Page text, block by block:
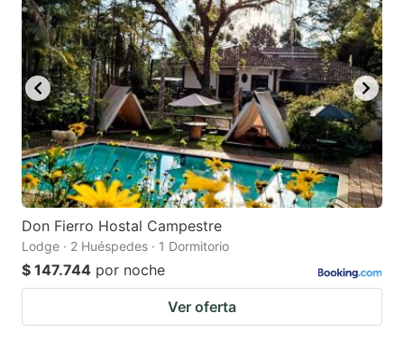
Don Fierro Hostal Campestre
Lodge · 2 Huéspedes · 1 Dormitorio
$ 147.744 por noche
Ver oferta